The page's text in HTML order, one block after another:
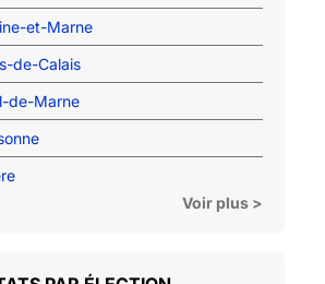
et-Marne
de-Calais
de-Marne
Voir plus >